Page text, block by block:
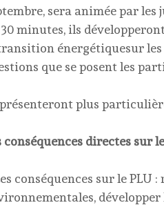
sera animée par les
minutes, ils
énergétiquesur
que se posent les
plus
conséquences directes sur
conséquences sur le